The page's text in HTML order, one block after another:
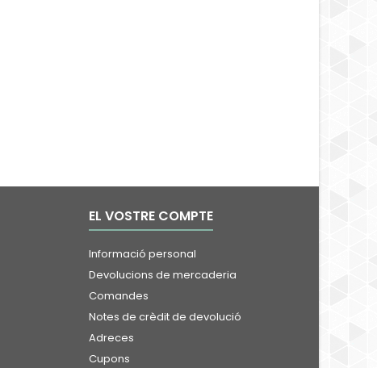
EL VOSTRE COMPTE
Informació personal
Devolucions de mercaderia
Comandes
Notes de crèdit de devolució
Adreces
Cupons